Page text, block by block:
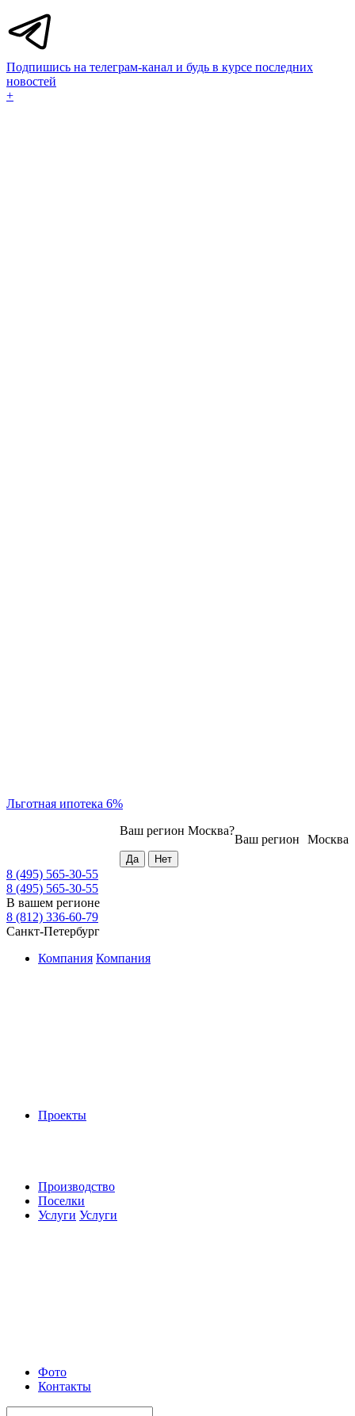
Подпишись на телеграм-канал и будь в курсе последних
новостей
+
Льготная ипотека 6%
Москва
Ваш регион
Ваш регион Москва?
8 (495) 565-30-55
8 (495) 565-30-55
В вашем регионе
8 (812) 336-60-79
Санкт-Петербург
Компания Компания
Проекты
Производство
Поселки
Услуги Услуги
Фото
Контакты